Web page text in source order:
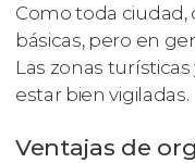
Como toda
básicas, pero en
Las zonas
estar bien vigiladas.
Ventajas de